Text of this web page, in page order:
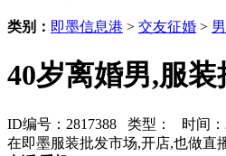
类别： 即墨信息港 > 交友征婚 >
40岁离婚男,服
ID编号：2817388 类型： 时间：
在即墨服装批发市场,开店,也做直